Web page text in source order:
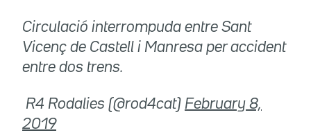
Circulació interrompuda entre Sant
Vicenç de Castell i Manresa per accident
entre dos trens.
 R4 Rodalies (@rod4cat) February 8,
2019